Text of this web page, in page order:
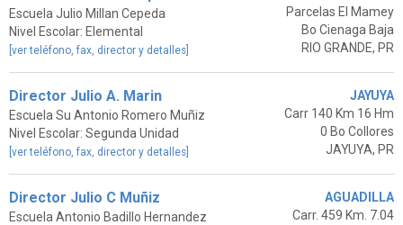
Escuela Julio Millan Cepeda
Nivel Escolar: Elemental
[ver teléfono, fax, director y detalles]
Parcelas El Mamey
Bo Cienaga Baja
RIO GRANDE, PR
Director Julio A. Marin
Escuela Su Antonio Romero Muñiz
Nivel Escolar: Segunda Unidad
[ver teléfono, fax, director y detalles]
JAYUYA
Carr 140 Km 16 Hm
0 Bo Collores
JAYUYA, PR
Director Julio C Muñiz
Escuela Antonio Badillo Hernandez
AGUADILLA
Carr. 459 Km. 7.04